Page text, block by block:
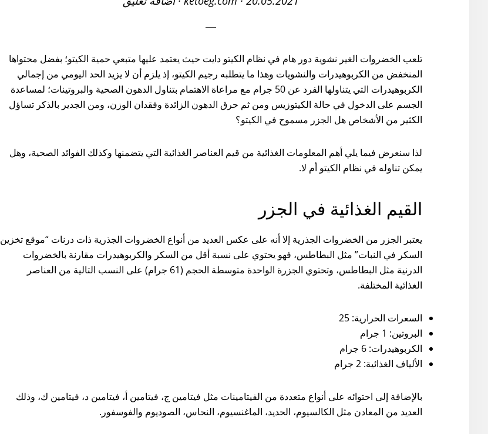
تلعب الخضروات الغير نشوية دور هام في نظام الكيتو دايت حيث يعتمد عليها متبعي حمية الكيتو؛ بفضل محتواها
المنخفض من الكربوهيدرات والنشويات وهذا ما يتطلبه رجيم الكيتو، إذ يلزم أن لا يزيد الحد اليومي من إجمالي
الكربوهيدرات التي يتناولها الفرد عن 50 جرام مع مراعاة الاهتمام بتناول الدهون الصحية والبروتينات؛ لمساعدة
الجسم على الدخول في حالة الكيتوزيس ومن ثم حرق الدهون الزائدة وفقدان الوزن، ومن الجدير بالذكر تساؤل
الكثير من الأشخاص هل الجزر مسموح في الكيتو؟
لذا سنعرض فيما يلي أهم المعلومات الغذائية من قيم العناصر الغذائية التي يتضمنها وكذلك الفوائد الصحية، وهل
يمكن تناوله في نظام الكيتو أم لا.
القيم الغذائية في الجزر
يعتبر الجزر من الخضروات الجذرية إلا أنه على عكس العديد من أنواع الخضروات الجذرية ذات درنات “موقع تخزين
السكر في النبات” مثل البطاطس، فهو يحتوي على نسبة أقل من السكر والكربوهيدرات مقارنة بالخضروات
الدرنية مثل البطاطس، وتحتوي الجزرة الواحدة متوسطة الحجم (61 جرام) على النسب التالية من العناصر
الغذائية المختلفة.
السعرات الحرارية: 25
البروتين: 1 جرام
الكربوهيدرات: 6 جرام
الألياف الغذائية: 2 جرام
بالإضافة إلى احتوائه على أنواع متعددة من الفيتامينات مثل فيتامين ج، فيتامين أ، فيتامين د، فيتامين ك، وذلك
العديد من المعادن مثل الكالسيوم، الحديد، الماغنسيوم، النحاس، الصوديوم والفوسفور.